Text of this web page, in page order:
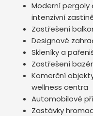
Moderní pergoly
intenzivní
Zastřešení
Designové
Skleníky a
Zastřešení
Komerční
wellness centra
Automobilové
Zastávky